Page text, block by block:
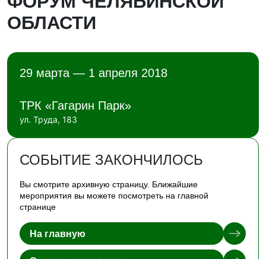
ОБЛАСТИ
29 марта — 1 апреля 2018
ТРК «Гагарин Парк»
ул. Труда, 183
СОБЫТИЕ ЗАКОНЧИЛОСЬ
Вы смотрите архивную страницу. Ближайшие
мероприятия вы можете посмотреть на главной
странице
На главную